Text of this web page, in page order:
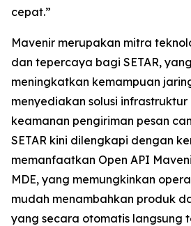
cepat.”
Mavenir merupakan mitra
dan tepercaya bagi SETAR,
meningkatkan kemampuan
menyediakan solusi
keamanan pengiriman pesan
SETAR kini dilengkapi dengan
memanfaatkan Open API
MDE, yang memungkinkan
mudah menambahkan produk
yang secara otomatis langsung